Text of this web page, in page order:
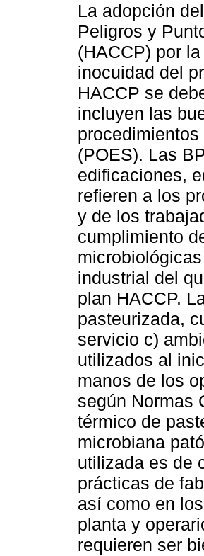
La adopción
Peligros y
(HACCP) por
inocuidad del
HACCP se
incluyen las
(POES). Las
edificaciones,
refieren a los
y de los
cumplimiento
industrial del
plan HACCP.
pasteurizada,
servicio c)
utilizados al
manos de los
según Normas
térmico de
microbiana
utilizada es de
prácticas de
así como en
planta y
requieren ser